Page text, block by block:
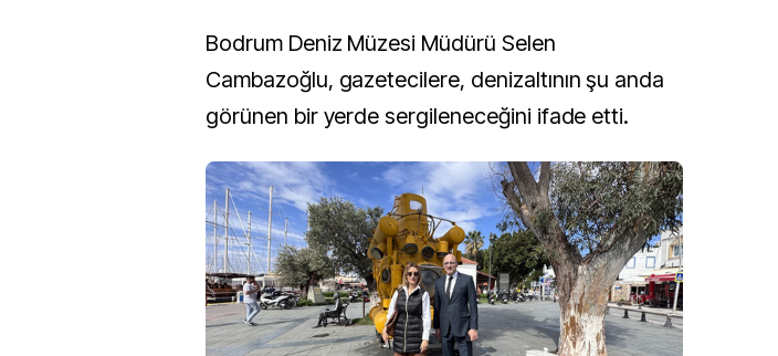
Bodrum Deniz Müzesi Müdürü Selen
Cambazoğlu, gazetecilere, denizaltının şu anda
görünen bir yerde sergileneceğini ifade etti.